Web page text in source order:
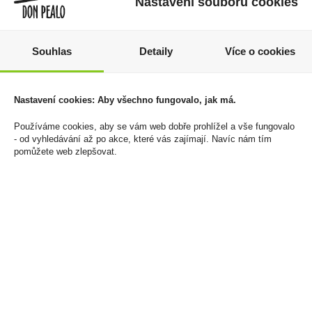
Tatratea 0,7l 22%
Cena za:1 ks
Skladem:5 - 50 ks
1 660 Kč
Cena za:balení (10 ks)
Skladem: 100 - 500 balení
Souhlas Detaily Více o cookies
Nastavení cookies: Aby všechno fungovalo, jak má.
Používáme cookies, aby se vám web dobře prohlížel a vše fungovalo
- od vyhledávání až po akce, které vás zajímají. Navíc nám tím
pomůžete web zlepšovat.